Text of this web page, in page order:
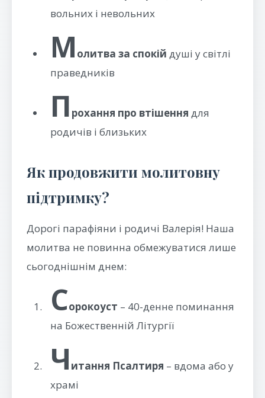
вольних і невольних
М олитва за спокій душі у світлі
праведників
П рохання про втішення для
родичів і близьких
Як продовжити молитовну
підтримку?
Дорогі парафіяни і родичі Валерія! Наша
молитва не повинна обмежуватися лише
сьогоднішнім днем:
Сорокоуст – 40-денне поминання
на Божественній Літургії
Ч итання Псалтиря – вдома або у
храмі